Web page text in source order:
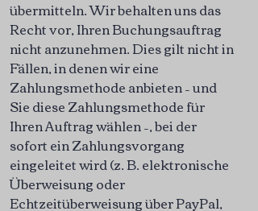
übermitteln. Wir behalten uns das
Recht vor, Ihren Buchungsauftrag
nicht anzunehmen. Dies gilt nicht in
Fällen, in denen wir eine
Zahlungsmethode anbieten – und
Sie diese Zahlungsmethode für
Ihren Auftrag wählen –, bei der
sofort ein Zahlungsvorgang
eingeleitet wird (z. B. elektronische
Überweisung oder
Echtzeitüberweisung über PayPal,